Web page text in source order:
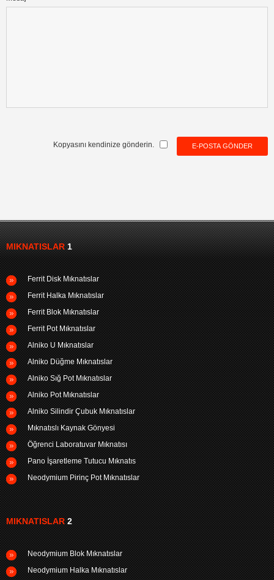
E-POSTA GÖNDER
Kopyasını kendinize gönderin.
MIKNATISLAR1
Ferrit Disk Mıknatıslar
Ferrit Halka Mıknatıslar
Ferrit Blok Mıknatıslar
Ferrit Pot Mıknatıslar
Alniko U Mıknatıslar
Alniko Düğme Mıknatıslar
Alniko Sığ Pot Mıknatıslar
Alniko Pot Mıknatıslar
Alniko Silindir Çubuk Mıknatıslar
Mıknatıslı Kaynak Gönyesi
Öğrenci Laboratuvar Mıknatısı
Pano İşaretleme Tutucu Mıknatıs
Neodymium Pirinç Pot Mıknatıslar
MIKNATISLAR2
Neodymium Blok Mıknatıslar
Neodymium Halka Mıknatıslar